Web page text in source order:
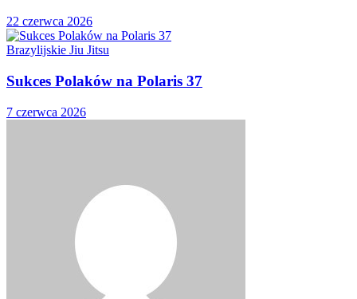
22 czerwca 2026
Brazylijskie Jiu Jitsu
Sukces Polaków na Polaris 37
7 czerwca 2026